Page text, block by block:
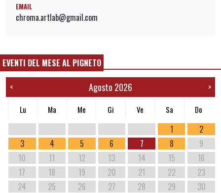
EMAIL
chroma.artlab@gmail.com
EVENTI DEL MESE AL PIGNETO
< Agosto 2026 >
Lu Ma Me Gi Ve Sa Do
1
2
3
4 5 6 7 8
9
10
11 12 13 14 15
16
17
18 19 20 21 22
23
24
25 26 27 28 29
30